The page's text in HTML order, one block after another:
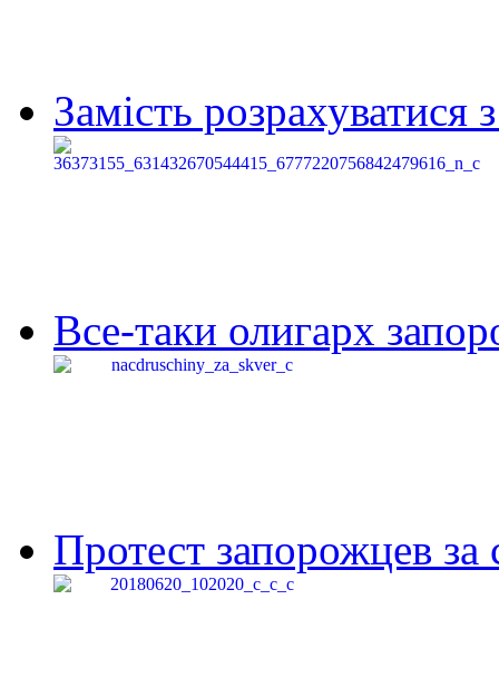
Замість
Все-таки олигарх
Протест запорожцев за